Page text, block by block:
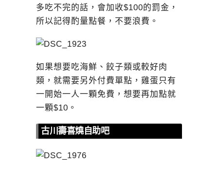
多吃不完的話，會加收$100的罰金，
所以記得酌量點餐，不要浪費。
如果想要吃海鮮、餃子類或較好肉
類，就需要另外付費單點，雞蛋只有
一開始一人一顆免費，想要再加點就
一顆$10。
古川壽喜燒自助吧